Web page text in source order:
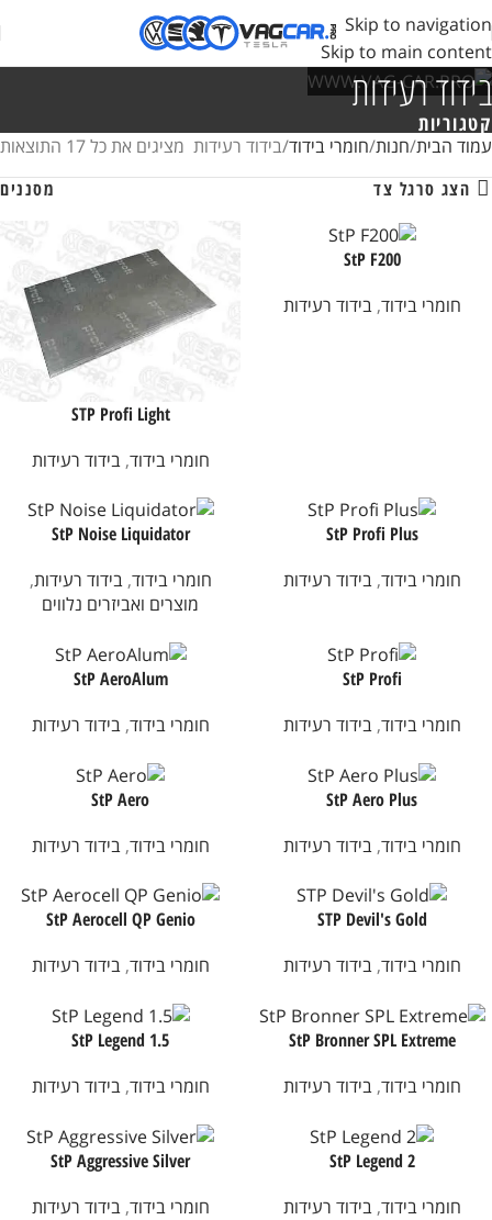
Skip to navigation
Skip to main content
בידוד רעידות
קטגוריות
עמוד הבית חנות חומרי בידוד בידוד רעידות מציגים את כל ⁦17⁩ התוצאות
הצג סרגל צד
מסננים
StP F200
חומרי בידוד, בידוד רעידות
STP Profi Light
חומרי בידוד, בידוד רעידות
StP Profi Plus
חומרי בידוד, בידוד רעידות
StP Noise Liquidator
חומרי בידוד, בידוד רעידות,
מוצרים ואביזרים נלווים
StP Profi
חומרי בידוד, בידוד רעידות
StP AeroAlum
חומרי בידוד, בידוד רעידות
StP Aero Plus
חומרי בידוד, בידוד רעידות
StP Aero
חומרי בידוד, בידוד רעידות
STP Devil's Gold
חומרי בידוד, בידוד רעידות
StP Aerocell QP Genio
חומרי בידוד, בידוד רעידות
StP Bronner SPL Extreme
חומרי בידוד, בידוד רעידות
StP Legend 1.5
חומרי בידוד, בידוד רעידות
StP Legend 2
חומרי בידוד, בידוד רעידות
StP Aggressive Silver
חומרי בידוד, בידוד רעידות